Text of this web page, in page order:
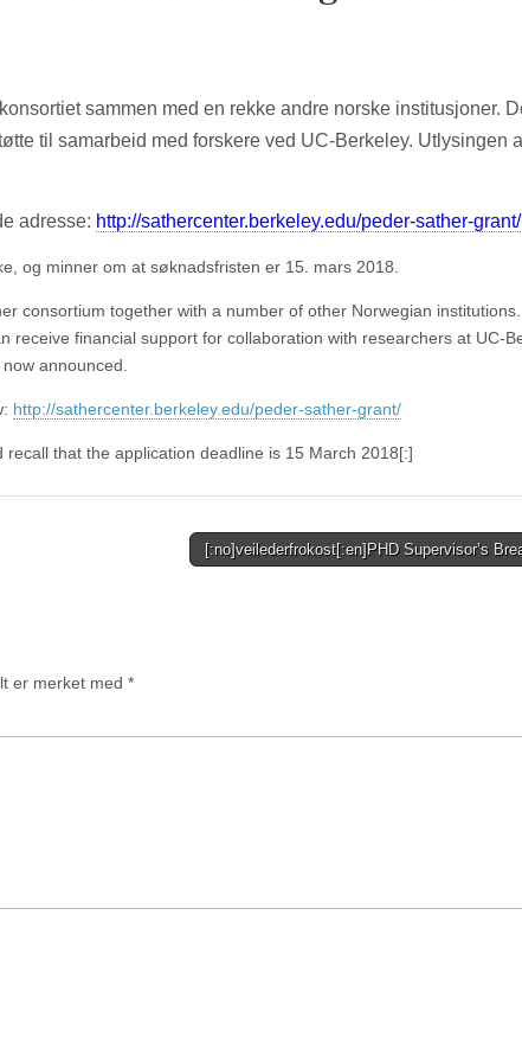
sammen med en rekke andre norske institusjoner.
til samarbeid med forskere ved UC-Berkeley. Utlysingen
adresse: http://sathercenter.berkeley.edu/peder-sather-grant/
og minner om at søknadsfristen er 15. mars 2018.
consortium together with a number of other Norwegian
receive financial support for collaboration with researchers at UC-
announced.
http://sathercenter.berkeley.edu/peder-sather-grant/
that the application deadline is 15 March 2018[:]
[:no]veilederfrokost[:en]PHD Supervisor’s
er merket med *